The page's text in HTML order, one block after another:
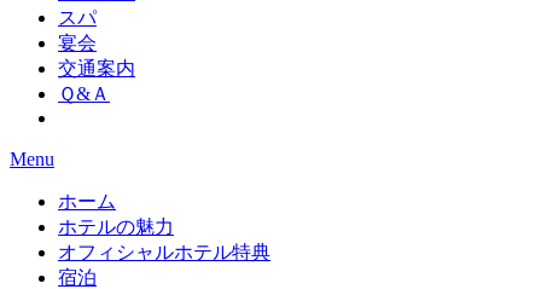
スパ
宴会
交通案内
Ｑ&Ａ
Menu
ホーム
ホテルの魅力
オフィシャルホテル特典
宿泊